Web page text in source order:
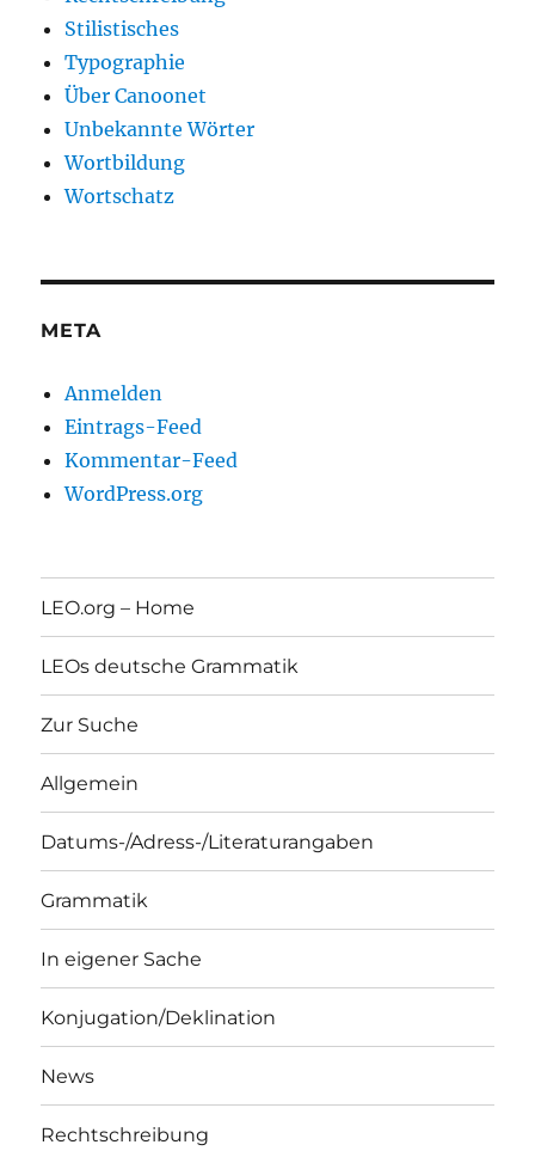
Stilistisches
Typographie
Über Canoonet
Unbekannte Wörter
Wortbildung
Wortschatz
META
Anmelden
Eintrags-Feed
Kommentar-Feed
WordPress.org
LEO.org – Home
LEOs deutsche Grammatik
Zur Suche
Allgemein
Datums-/Adress-/Literaturangaben
Grammatik
In eigener Sache
Konjugation/Deklination
News
Rechtschreibung